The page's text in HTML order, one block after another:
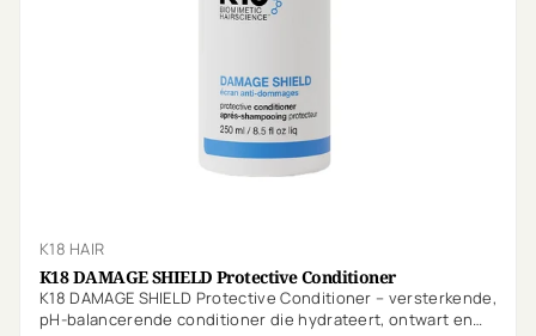
K18 HAIR
K18 DAMAGE SHIELD Protective Conditioner
K18 DAMAGE SHIELD Protective Conditioner – versterkende,
pH-balancerende conditioner die hydrateert, ontwart en